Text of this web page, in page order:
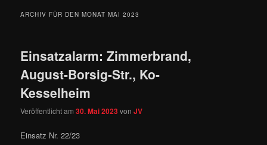
ARCHIV FÜR DEN MONATMAI 2023
Einsatzalarm: Zimmerbrand,
August-Borsig-Str., Ko-
Kesselheim
Veröffentlicht am30. Mai 2023vonJV
Einsatz Nr. 22/23